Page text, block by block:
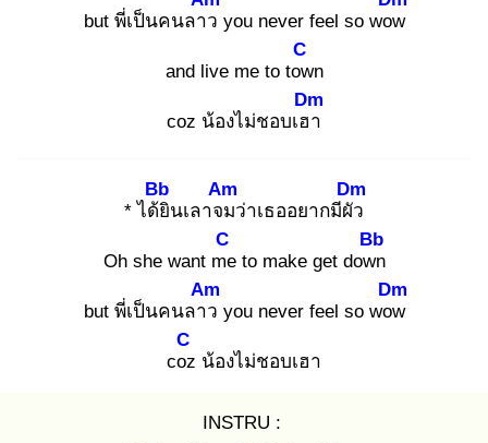
but พี่เป็นคนลาว you never feel so wow
and live me to tow
C
n
coz น้องไม่ชอบเฮา
Dm
* ได้ยิ
Bb
นเลาจม
Am
ว่าเธออยากมีผัว
Dm
Oh she want me
C
to make get down
Bb
but พี่เป็นคนลาว
Am
you never feel so wow
Dm
coz
C
น้องไม่ชอบเฮา
INSTRU :